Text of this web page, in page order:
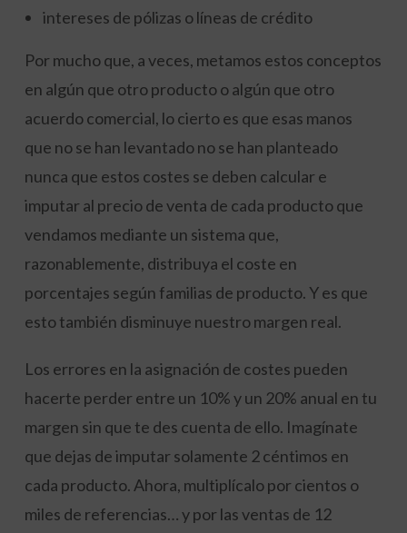
intereses de pólizas o líneas de crédito
Por mucho que, a veces, metamos estos conceptos
en algún que otro producto o algún que otro
acuerdo comercial, lo cierto es que esas manos
que no se han levantado no se han planteado
nunca que estos costes se deben calcular e
imputar al precio de venta de cada producto que
vendamos mediante un sistema que,
razonablemente, distribuya el coste en
porcentajes según familias de producto. Y es que
esto también disminuye nuestro margen real.
Los errores en la asignación de costes pueden
hacerte perder entre un 10% y un 20% anual en tu
margen sin que te des cuenta de ello. Imagínate
que dejas de imputar solamente 2 céntimos en
cada producto. Ahora, multiplícalo por cientos o
miles de referencias… y por las ventas de 12